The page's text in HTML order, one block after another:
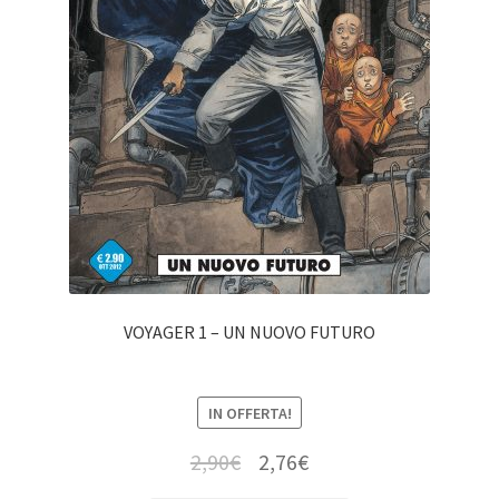
VOYAGER 1 – UN NUOVO FUTURO
IN OFFERTA!
2,90€ 2,76€